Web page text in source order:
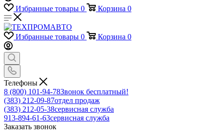
Избранные товары 0 Корзина 0
Избранные товары 0 Корзина 0
Телефоны
8 (800) 101-94-78Звонок бесплатный!
(383) 212-09-87отдел продаж
(383) 212-05-38сервисная служба
913-894-61-63сервисная служба
Заказать звонок